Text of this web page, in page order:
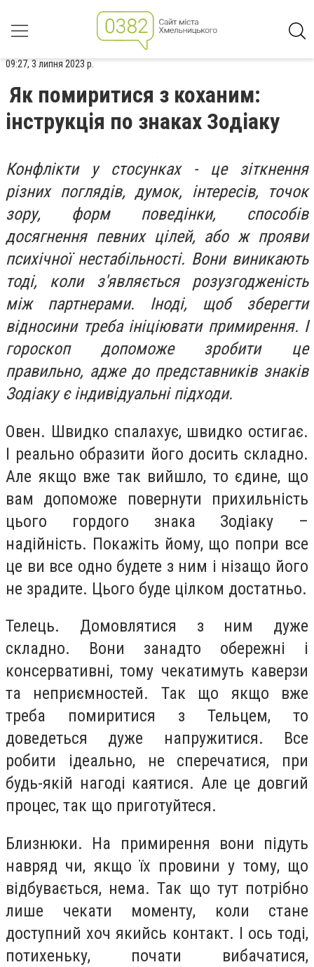
09:27, 3 липня 2023 р.
Як помиритися з коханим:
інструкція по знаках Зодіаку
Конфлікти у стосунках - це зіткнення
різних поглядів, думок, інтересів, точок
зору, форм поведінки, способів
досягнення певних цілей, або ж прояви
психічної нестабільності. Вони виникають
тоді, коли з'являється розузгодженість
між партнерами. Іноді, щоб зберегти
відносини треба ініціювати примирення. І
гороскоп допоможе зробити це
правильно, адже до представників знаків
Зодіаку є індивідуальні підходи.
Овен. Швидко спалахує, швидко остигає.
І реально образити його досить складно.
Але якщо вже так вийшло, то єдине, що
вам допоможе повернути прихильність
цього гордого знака Зодіаку –
надійність. Покажіть йому, що попри все
це ви все одно будете з ним і нізащо його
не зрадите. Цього буде цілком достатньо.
Телець. Домовлятися з ним дуже
складно. Вони занадто обережні і
консервативні, тому чекатимуть каверзи
та неприємностей. Так що якщо вже
треба помиритися з Тельцем, то
доведеться дуже напружитися. Все
робити ідеально, не сперечатися, при
будь-якій нагоді каятися. Але це довгий
процес, так що приготуйтеся.
Близнюки. На примирення вони підуть
навряд чи, якщо їх провини у тому, що
відбувається, нема. Так що тут потрібно
лише чекати моменту, коли стане
доступний хоч якийсь контакт. І ось тоді,
потихеньку, почати вибачатися,